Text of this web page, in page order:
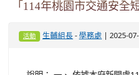
「114年桃園市交通安全
活動 生輔組長 -學務處 | 2025-